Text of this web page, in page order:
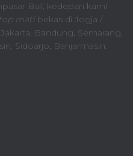
Bali, kedepan kami
matibekas di Jogja /
Bandung, Semarang,
Sidoarjo, Banjarmasin.